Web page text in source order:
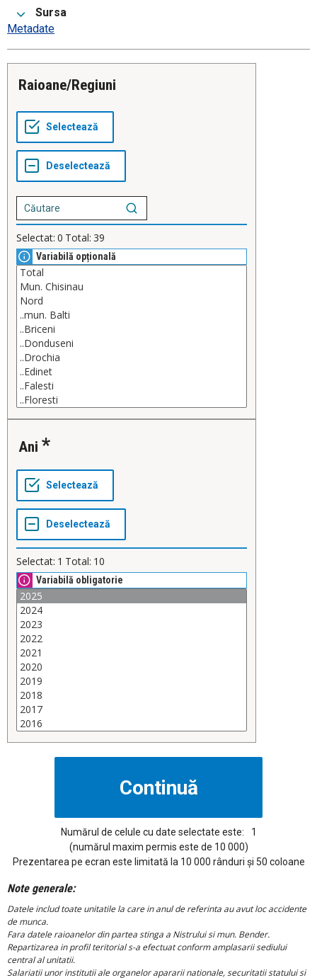
Sursa
Metadate
Raioane/Regiuni
Selectat: 0 Total: 39
Variabilă opțională
Ani
Selectat: 1 Total: 10
Variabilă obligatorie
Numărul de celule cu date selectate este:
1
(numărul maxim permis este de 10 000)
Prezentarea pe ecran este limitată la 10 000 rânduri și 50 coloane
Note generale:
Datele includ toate unitatile la care in anul de referinta au avut loc accidente
de munca.
Fara datele raioanelor din partea stinga a Nistrului si mun. Bender.
Repartizarea in profil teritorial s-a efectuat conform amplasarii sediului
central al unitatii.
Salariatii unor institutii ale organelor apararii nationale, securitatii statului si